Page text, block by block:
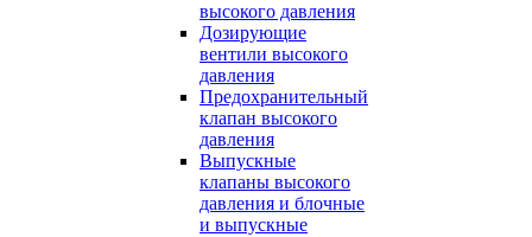
высокого давления
Дозирующие
вентили высокого
давления
Предохранительный
клапан высокого
давления
Выпускные
клапаны высокого
давления и блочные
и выпускные